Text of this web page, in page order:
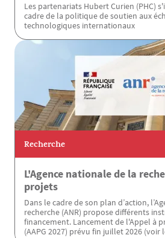
Les partenariats Hubert Curien (PHC)
cadre de la politique de soutien aux
technologiques internationaux
Recherche
L'Agence nationale de la
projets
Dans le cadre de son plan d’action,
recherche (ANR) propose différents
financement. Lancement de l'Appel à
(AAPG 2027) prévu fin juillet 2026 (voir